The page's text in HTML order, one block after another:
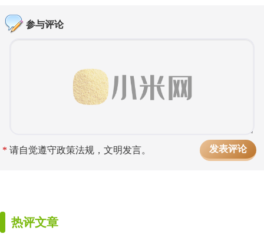
参与评论
* 请自觉遵守政策法规，文明发言。
热评文章